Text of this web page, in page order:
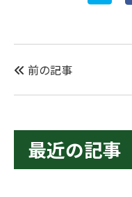
前の記事
最近の記事